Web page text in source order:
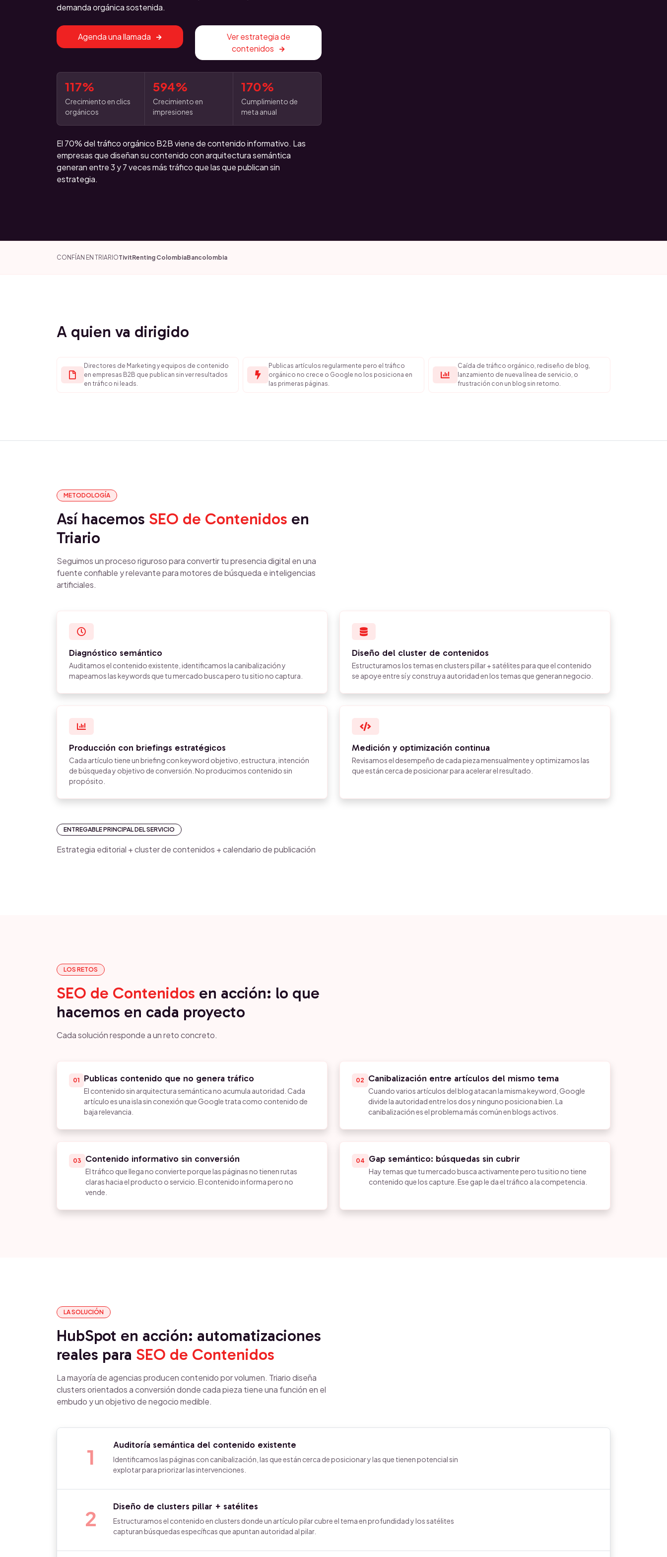
demanda orgánica sostenida.
Agenda una llamada
Ver estrategia de
contenidos
117%
Crecimiento en clics
orgánicos
594%
Crecimiento en
impresiones
170%
Cumplimiento de
meta anual
El 70% del tráfico orgánico B2B viene de contenido informativo. Las
empresas que diseñan su contenido con arquitectura semántica
generan entre 3 y 7 veces más tráfico que las que publican sin
estrategia.
CONFÍAN EN TRIARIOTivitRenting ColombiaBancolombia
A quien va dirigido
Directores de Marketing y equipos de contenido
en empresas B2B que publican sin ver resultados
en tráfico ni leads.
Publicas artículos regularmente pero el tráfico
orgánico no crece o Google no los posiciona en
las primeras páginas.
Caída de tráfico orgánico, rediseño de blog,
lanzamiento de nueva línea de servicio, o
frustración con un blog sin retorno.
METODOLOGÍA
Así hacemos SEO de Contenidos en
Triario
Seguimos un proceso riguroso para convertir tu presencia digital en una
fuente confiable y relevante para motores de búsqueda e inteligencias
artificiales.
Diagnóstico semántico
Auditamos el contenido existente, identificamos la canibalización y
mapeamos las keywords que tu mercado busca pero tu sitio no captura.
Diseño del cluster de contenidos
Estructuramos los temas en clusters pillar + satélites para que el contenido
se apoye entre sí y construya autoridad en los temas que generan negocio.
Producción con briefings estratégicos
Cada artículo tiene un briefing con keyword objetivo, estructura, intención
de búsqueda y objetivo de conversión. No producimos contenido sin
propósito.
Medición y optimización continua
Revisamos el desempeño de cada pieza mensualmente y optimizamos las
que están cerca de posicionar para acelerar el resultado.
ENTREGABLE PRINCIPAL DEL SERVICIO
Estrategia editorial + cluster de contenidos + calendario de publicación
LOS RETOS
SEO de Contenidos en acción: lo que
hacemos en cada proyecto
Cada solución responde a un reto concreto.
01 Publicas contenido que no genera tráfico
El contenido sin arquitectura semántica no acumula autoridad. Cada
artículo es una isla sin conexión que Google trata como contenido de
baja relevancia.
02 Canibalización entre artículos del mismo tema
Cuando varios artículos del blog atacan la misma keyword, Google
divide la autoridad entre los dos y ninguno posiciona bien. La
canibalización es el problema más común en blogs activos.
03 Contenido informativo sin conversión
El tráfico que llega no convierte porque las páginas no tienen rutas
claras hacia el producto o servicio. El contenido informa pero no
vende.
04 Gap semántico: búsquedas sin cubrir
Hay temas que tu mercado busca activamente pero tu sitio no tiene
contenido que los capture. Ese gap le da el tráfico a la competencia.
LA SOLUCIÓN
HubSpot en acción: automatizaciones
reales para SEO de Contenidos
La mayoría de agencias producen contenido por volumen. Triario diseña
clusters orientados a conversión donde cada pieza tiene una función en el
embudo y un objetivo de negocio medible.
1 Auditoría semántica del contenido existente
Identificamos las páginas con canibalización, las que están cerca de posicionar y las que tienen potencial sin
explotar para priorizar las intervenciones.
2 Diseño de clusters pillar + satélites
Estructuramos el contenido en clusters donde un artículo pilar cubre el tema en profundidad y los satélites
capturan búsquedas específicas que apuntan autoridad al pilar.